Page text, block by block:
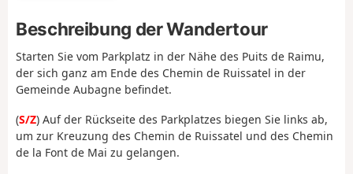
Beschreibung der Wandertour
Starten Sie vom Parkplatz in der Nähe des Puits de Raimu,
der sich ganz am Ende des Chemin de Ruissatel in der
Gemeinde Aubagne befindet.
(S/Z) Auf der Rückseite des Parkplatzes biegen Sie links ab,
um zur Kreuzung des Chemin de Ruissatel und des Chemin
de la Font de Mai zu gelangen.